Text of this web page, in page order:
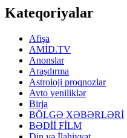
Kateqoriyalar
Afişa
AMİD.TV
Anonslar
Araşdırma
Astroloji proqnozlar
Avto yeniliklər
Birja
BÖLGƏ XƏBƏRLƏRİ
BƏDİİ FİLM